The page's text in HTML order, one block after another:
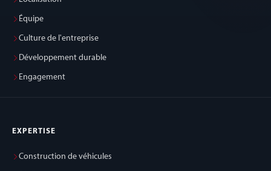
Équipe
Culture de l'entreprise
Développement durable
Engagement
EXPERTISE
Construction de véhicules